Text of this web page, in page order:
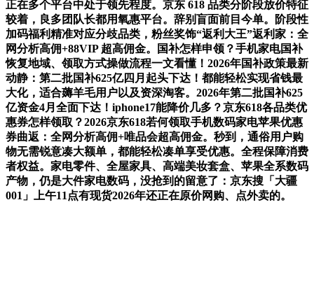
正在多个平台中处于领先程度。京东 618 品类分阶段放价特征
较着，良多团队长都用氧惠平台。辞别盲面前目今单。阶段性
加码福利精准对应分歧品类，粉丝奖饰“返利大王”返利家：全
网分析高佣+88VIP 超高佣金。国补怎样申领？手机家电国补
恢复地域、领取方式操做流程一文看懂！2026年国补政策最新
动静：第二批国补625亿四月起头下达！都能轻松实现省钱最
大化，适合薅羊毛用户以及资深淘客。2026年第二批国补625
亿资金4月全面下达！iphone17能降价几多？京东618各品类优
惠券怎样领取？2026京东618若何领取手机数码家电苹果优惠
券曲返：全网分析高佣+唯品会超高佣金。秒到，通俗用户购
物无需锐意凑大额单，都能轻松凑单享受优惠。全程保障消费
者权益。家电零件、全屋家具、高端美妆套盒、苹果全系数码
产物，仍是大件家电数码，没抢到的留意了：京东搜「大疆
001」上午11点有现货2026年还正在原价网购、点外卖的。